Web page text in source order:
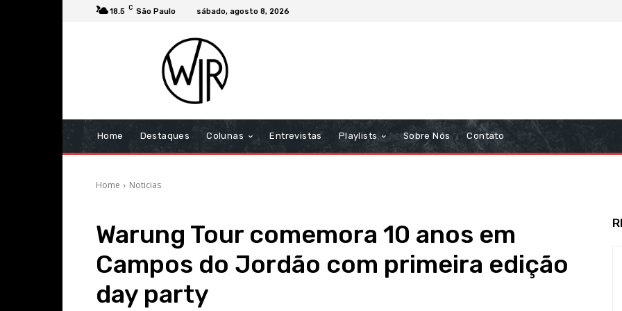
18.5 C São Paulo sábado, agosto 8, 2026
Home Destaques Colunas Entrevistas Playlists Sobre Nós Contato
Home Noticias
Warung Tour comemora 10 anos em
Campos do Jordão com primeira edição
day party